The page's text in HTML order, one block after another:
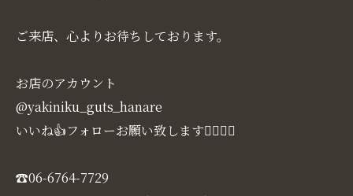
ご来店、心よりお待ちしております。
お店のアカウント
@yakiniku_guts_hanare
いいね👍フォローお願い致します🙇‍♀️🙇‍♀️
☎️06-6764-7729